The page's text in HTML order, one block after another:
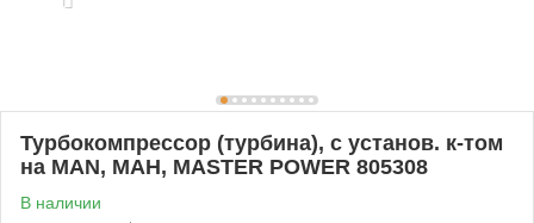
Турбокомпрессор (турбина), с установ. к-том
на MAN, МАН, MASTER POWER 805308
В наличии